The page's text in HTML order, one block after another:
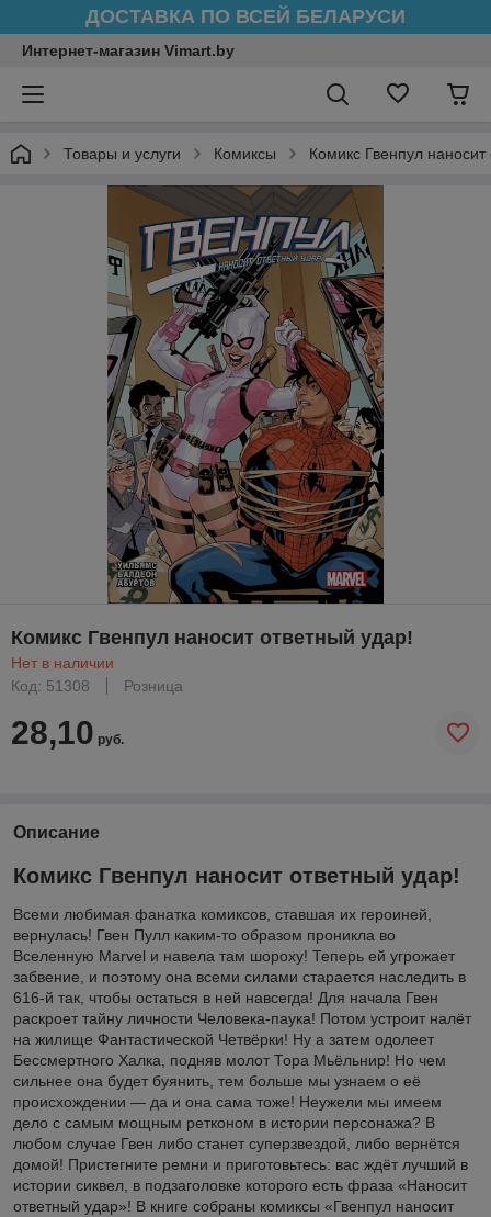
ДОСТАВКА ПО ВСЕЙ БЕЛАРУСИ
Интернет-магазин Vimart.by
Товары и услуги Комиксы Комикс Гвенпул
Комикс Гвенпул наносит ответный удар!
Нет в наличии
Код: 51308
Розница
28,10 руб.
Описание
Комикс Гвенпул наносит ответный удар!
Всеми любимая фанатка комиксов, ставшая их героиней,
вернулась! Гвен Пулл каким-то образом проникла во
Вселенную Marvel и навела там шороху! Теперь ей угрожает
забвение, и поэтому она всеми силами старается наследить в
616-й так, чтобы остаться в ней навсегда! Для начала Гвен
раскроет тайну личности Человека-паука! Потом устроит налёт
на жилище Фантастической Четвёрки! Ну а затем одолеет
Бессмертного Халка, подняв молот Тора Мьёльнир! Но чем
сильнее она будет буянить, тем больше мы узнаем о её
происхождении — да и она сама тоже! Неужели мы имеем
дело с самым мощным ретконом в истории персонажа? В
любом случае Гвен либо станет суперзвездой, либо вернётся
домой! Пристегните ремни и приготовьтесь: вас ждёт лучший в
истории сиквел, в подзаголовке которого есть фраза «Наносит
ответный удар»! В книге собраны комиксы «Гвенпул наносит